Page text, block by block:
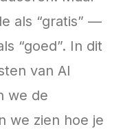
als “gratis” —
“goed”. In dit
van AI
we de
we zien hoe je